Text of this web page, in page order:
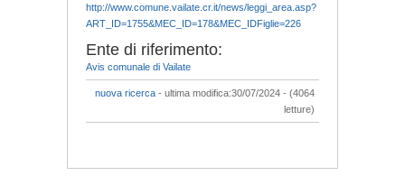
http://www.comune.vailate.cr.it/news/leggi_area.asp?
ART_ID=1755&MEC_ID=178&MEC_IDFiglie=226
Ente di riferimento:
Avis comunale di Vailate
nuova ricerca - ultima modifica:30/07/2024 - (4064
letture)